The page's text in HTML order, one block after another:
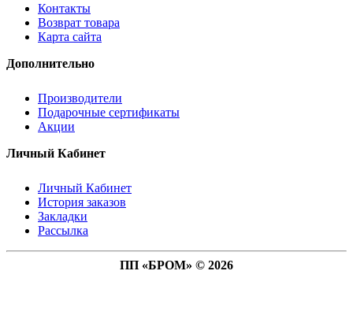
Контакты
Возврат товара
Карта сайта
Дополнительно
Производители
Подарочные сертификаты
Акции
Личный Кабинет
Личный Кабинет
История заказов
Закладки
Рассылка
ПП «БРОМ» © 2026